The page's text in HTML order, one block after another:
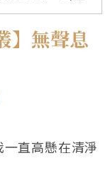
】無聲息
直高懸在清淨